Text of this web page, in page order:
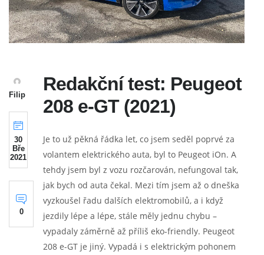
Filip
30
Bře
2021
0
Redakční test: Peugeot
208 e-GT (2021)
Je to už pěkná řádka let, co jsem seděl poprvé za
volantem elektrického auta, byl to Peugeot iOn. A
tehdy jsem byl z vozu rozčarován, nefungoval tak,
jak bych od auta čekal. Mezi tím jsem až o dneška
vyzkoušel řadu dalších elektromobilů, a i když
jezdily lépe a lépe, stále měly jednu chybu –
vypadaly záměrně až příliš eko-friendly. Peugeot
208 e-GT je jiný. Vypadá i s elektrickým pohonem